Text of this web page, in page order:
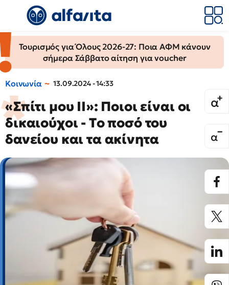
Τουρισμός για Όλους 2026-27: Ποια ΑΦΜ κάνουν
σήμερα Σάββατο αίτηση για voucher
Κοινωνία 13.09.2024 - 14:33
«Σπίτι μου ΙΙ»: Ποιοι είναι οι
δικαιούχοι - Tο ποσό του
δανείου και τα ακίνητα